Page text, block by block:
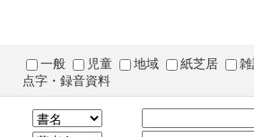
一般 児童 地域 紙芝居
点字・録音資料